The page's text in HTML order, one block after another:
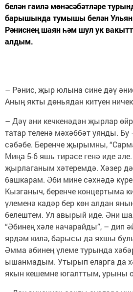
белән гаилә мөнәсәбәтләре
барышында тумышы белән Ульян
Рәниснең шаян һәм шул ук
алдым.
– Рәнис, җыр юлына сине дәү
Аның якты дөньядан китүен
– Дәү әни кечкенәдән җырлар
татар теленә мәхәббәт уянды. Бу
сәбәбе. Беренче җырымны,
Миңа 5-6 яшь тирәсе генә иде
җырлаганым хәтеремдә. Хәзер
башкарам. Әби мине сәхнәдә
Кызганыч, беренче концертыма
үлеменә кадәр бер көн алдан
белештем. Ул авырый иде. Әни
“Әбинең хәле начарайды”, – дип
ярдәм килә, барысы да яхшы
Әмма әбинең үлеме турында
ышанмадым. Утырып еларга да
якын кешемне югалттым, урыны